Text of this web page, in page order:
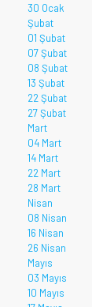
30 Ocak
Şubat
01 Şubat
07 Şubat
08 Şubat
13 Şubat
22 Şubat
27 Şubat
Mart
04 Mart
14 Mart
22 Mart
28 Mart
Nisan
08 Nisan
16 Nisan
26 Nisan
Mayıs
03 Mayıs
10 Mayıs